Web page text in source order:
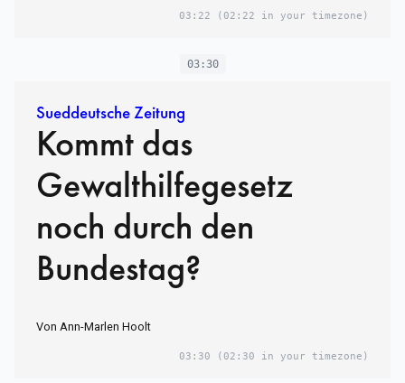
03:22 (02:22 in your timezone)
03:30
Sueddeutsche Zeitung
Kommt das
Gewalthilfegesetz
noch durch den
Bundestag?
Von Ann-Marlen Hoolt
03:30 (02:30 in your timezone)